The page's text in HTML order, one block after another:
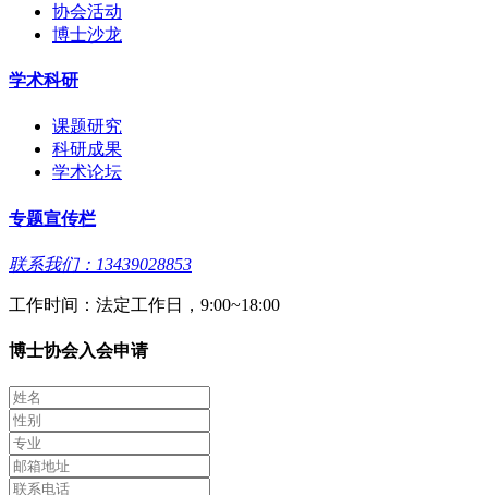
协会活动
博士沙龙
学术科研
课题研究
科研成果
学术论坛
专题宣传栏
联系我们：13439028853
工作时间：法定工作日，9:00~18:00
博士协会入会申请